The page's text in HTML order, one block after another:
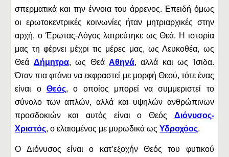
σπερματικά και την έννοια του άρρενος. Επειδή όμως
οι ερωτοκεντρικές κοινωνίες ήταν μητριαρχικές στην
αρχή, ο Έρωτας-Λόγος λατρεύτηκε ως Θεά. Η ιστορία
μας τη φέρνει μέχρι τις μέρες μας, ως Λευκοθέα, ως
Θεά Δήμητρα, ως ΘεάΑθηνά, αλλά και ως Ίσιδα.
Όταν πια φτάνει να εκφραστεί με μορφή Θεού, τότε ένας
είναι ο Θεός, ο οποίος μπορεί να συμμεριστεί το
σύνολο των απλών, αλλά και υψηλών ανθρώπινων
προσδοκιών και αυτός είναι ο Θεός Διόνυσος-
Χριστός, ο ελαιομένος με μυρωδικά ωςΥδροχόος.
Ο Διόνυσος είναι ο κατ’εξοχήν Θεός του φυτικού